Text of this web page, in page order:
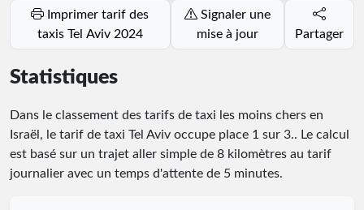
taxis Tel Aviv 2024
Signaler une
mise à jour
Partager
Statistiques
Dans le classement des tarifs de taxi les moins chers en
Israël, le tarif de taxi Tel Aviv occupe place 1 sur 3.. Le calcul
est basé sur un trajet aller simple de 8 kilomètres au tarif
journalier avec un temps d'attente de 5 minutes.